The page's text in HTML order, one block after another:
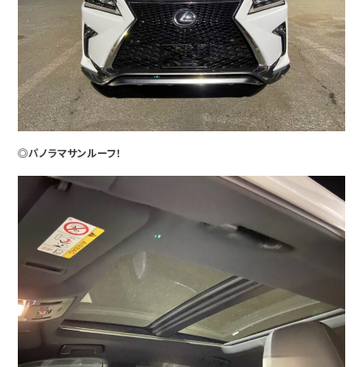
◎パノラマサンルーフ！